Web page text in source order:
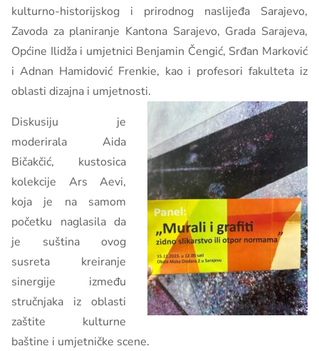
kulturno-historijskog i prirodnog naslijeđa Sarajevo,
Zavoda za planiranje Kantona Sarajevo, Grada Sarajeva,
Općine Ilidža i umjetnici Benjamin Čengić, Srđan Marković
i Adnan Hamidović Frenkie, kao i profesori fakulteta iz
oblasti dizajna i umjetnosti.
Diskusiju je
moderirala Aida
Bičakčić, kustosica
kolekcije Ars Aevi,
koja je na samom
početku naglasila da
je suština ovog
susreta kreiranje
sinergije između
stručnjaka iz oblasti
zaštite kulturne
baštine i umjetničke scene.